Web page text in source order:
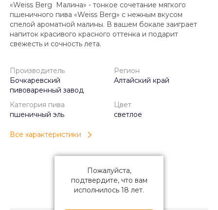
«Weiss Berg Малина» - тонкое сочетание мягкого
пшеничного пива «Weiss Berg» с нежным вкусом
спелой ароматной малины. В вашем бокале заиграет
напиток красивого красного оттенка и подарит
свежесть и сочность лета.
Производитель
Бочкаревский
пивоваренный завод
Регион
Алтайский край
Категория пива
пшеничный эль
Цвет
светлое
Все характеристики
Характеристики
Пожалуйста,
подтвердите, что вам
исполнилось 18 лет.